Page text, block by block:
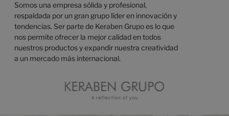
Somos una empresa sólida y profesional,
respaldada por un gran grupo líder en innovación y
tendencias. Ser parte de Keraben Grupo es lo que
nos permite ofrecer la mejor calidad en todos
nuestros productos y expandir nuestra creatividad
a un mercado más internacional.